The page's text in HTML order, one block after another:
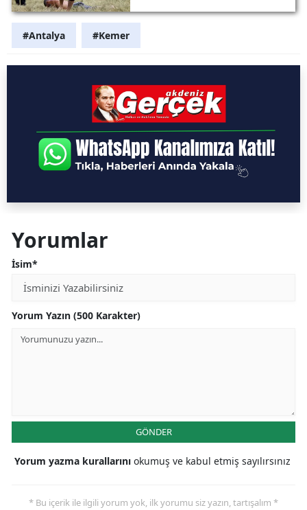
#Antalya #Kemer
Yorumlar
İsim*
Yorum Yazın (500 Karakter)
GÖNDER
Yorum yazma kurallarını okumuş ve kabul etmiş sayılırsınız
* Bu içerik ile ilgili yorum yok, ilk yorumu siz yazın, tartışalım *